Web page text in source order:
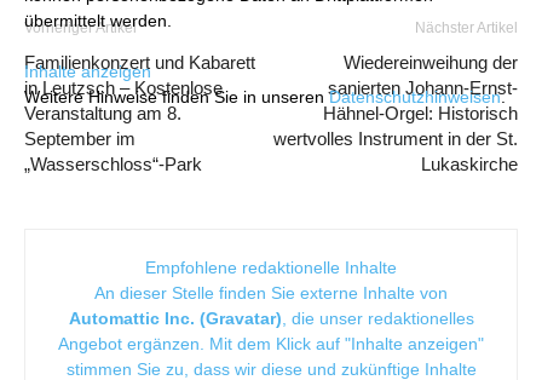
übermittelt werden.
Inhalte anzeigen
Weitere Hinweise finden Sie in unserenDatenschutzhinweisen.
Vorheriger Artikel
Familienkonzert und Kabarett
in Leutzsch – Kostenlose
Veranstaltung am 8.
September im
„Wasserschloss“-Park
Nächster Artikel
Wiedereinweihung der
sanierten Johann-Ernst-
Hähnel-Orgel: Historisch
wertvolles Instrument in der St.
Lukaskirche
Empfohlene redaktionelle Inhalte
An dieser Stelle finden Sie externe Inhalte von
Automattic Inc. (Gravatar) , die unser redaktionelles
Angebot ergänzen. Mit dem Klick auf "Inhalte anzeigen"
stimmen Sie zu, dass wir diese und zukünftige Inhalte